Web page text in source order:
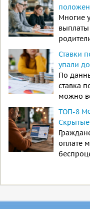
Многие
Ставки
упали
По
ставка
можно
ТОП-8
Скрытые
оплате